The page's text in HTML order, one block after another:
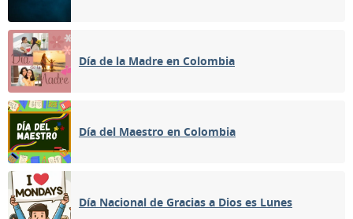
Día de la Madre en Colombia
Día del Maestro en Colombia
Día Nacional de Gracias a Dios es Lunes